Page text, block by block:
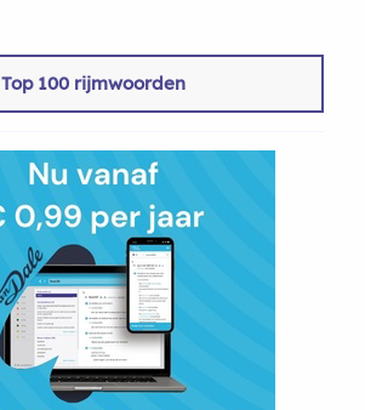
Top 100 rijmwoorden